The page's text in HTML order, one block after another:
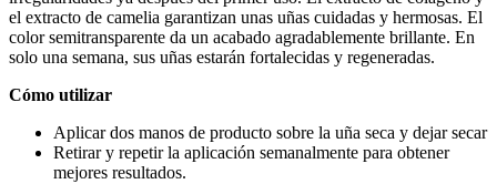
el extracto de camelia garantizan unas uñas cuidadas y hermosas. El
color semitransparente da un acabado agradablemente brillante. En
solo una semana, sus uñas estarán fortalecidas y regeneradas.
Cómo utilizar
Aplicar dos manos de producto sobre la uña seca y dejar secar
Retirar y repetir la aplicación semanalmente para obtener
mejores resultados.